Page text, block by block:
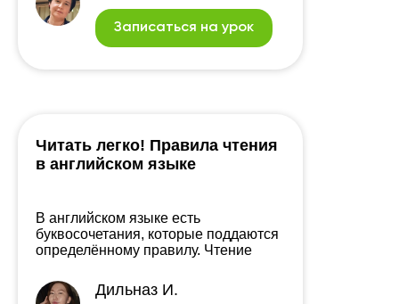
Записаться на урок
Читать легко! Правила чтения
в английском языке
В английском языке есть
буквосочетания, которые поддаются
определённому правилу. Чтение
запомните эти простые правила.
Дильназ И.